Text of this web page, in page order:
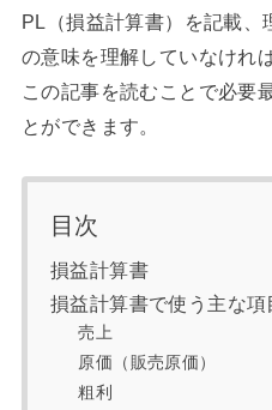
PL（損益計算書）を記載
の意味を理解していなけれ
この記事を読むことで必要
とができます。
目次
損益計算書
損益計算書で使う主な項
売上
原価（販売原価）
粗利